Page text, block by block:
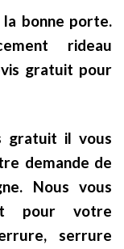
bonne porte.
rideau
gratuit pour
gratuit il vous
demande de
Nous vous
pour votre
serrure